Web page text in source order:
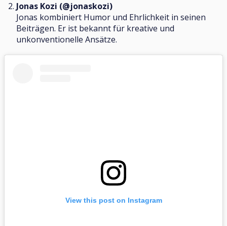
Jonas Kozi (@jonaskozi)
Jonas kombiniert Humor und Ehrlichkeit in seinen
Beiträgen. Er ist bekannt für kreative und
unkonventionelle Ansätze.
View this post on Instagram